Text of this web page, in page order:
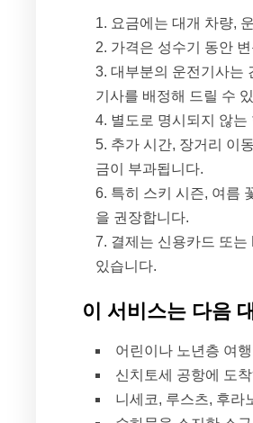
요금에는 대개 차량,
가격은 성수기 동안
대부분의 운전기사는
기사를 배정해 드릴 수
별도로 명시되지 않
추가 시간, 장거리 이
금이 부과됩니다.
특히 스키 시즌, 여름
을 권장합니다.
결제는 신용카드 또
있습니다.
이 서비스는 다음
어린이나 노년층 여
신치토세 공항에 도
니세코, 루스츠, 후라